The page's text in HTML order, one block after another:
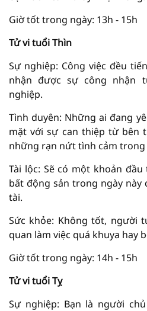
Giờ tốt trong ngày: 13h - 15h
Tử vi tuổi Thìn
Sự nghiệp: Công việc đều
nhận được sự công nhận
nghiệp.
Tình duyên: Những ai đang
mặt với sự can thiệp từ bên
những rạn nứt tình cảm trong
Tài lộc: Sẽ có một khoản
bất động sản trong ngày này
tài.
Sức khỏe: Không tốt, người
quan làm việc quá khuya hay
Giờ tốt trong ngày: 14h - 15h
Tử vi tuổi Tỵ
Sự nghiệp: Bạn là người